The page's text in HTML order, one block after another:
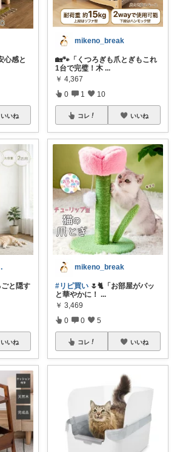
心感と
いいね
¸¸kids
と隠す
いいね
mikeno_break
🏡🐾「くつろぎも爪とぎもこれ
1台で完璧！木 ...
￥ 4,367
0 1 10
コレ いいね
mikeno_break
#リピ買い 🌷🐈「お部屋がパッ
と華やかに！ ...
￥ 3,469
0 0 5
コレ いいね